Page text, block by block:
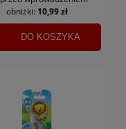
obniżki: 10,99 zł
DO KOSZYKA